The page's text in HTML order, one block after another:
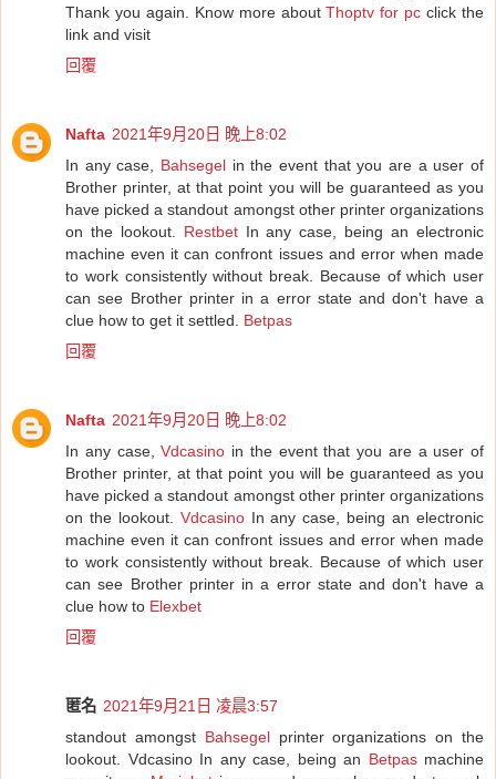
Thank you again. Know more aboutThoptv for pc click the
link and visit
回覆
Nafta 2021年9月20日 晚上8:02
In any case, Bahsegel in the event that you are a user of
Brother printer, at that point you will be guaranteed as you
have picked a standout amongst other printer organizations
on the lookout. RestbetIn any case, being an electronic
machine even it can confront issues and error when made
to work consistently without break. Because of which user
can see Brother printer in a error state and don't have a
clue how to get it settled. Betpas
回覆
Nafta 2021年9月20日 晚上8:02
In any case,Vdcasino in the event that you are a user of
Brother printer, at that point you will be guaranteed as you
have picked a standout amongst other printer organizations
on the lookout. VdcasinoIn any case, being an electronic
machine even it can confront issues and error when made
to work consistently without break. Because of which user
can see Brother printer in a error state and don't have a
clue how to Elexbet
回覆
匿名 2021年9月21日 凌晨3:57
standout amongst Bahsegelprinter organizations on the
lookout. Vdcasino In any case, being an Betpasmachine